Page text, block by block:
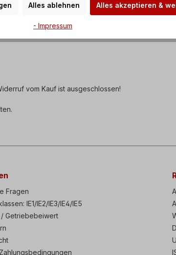
vom Kauf ist ausgeschlossen!
Fragen
IE1/IE2/IE3/IE4/IE5
Getriebebeiwert
Alles ablehnen Alles akzeptieren &
- Impressum